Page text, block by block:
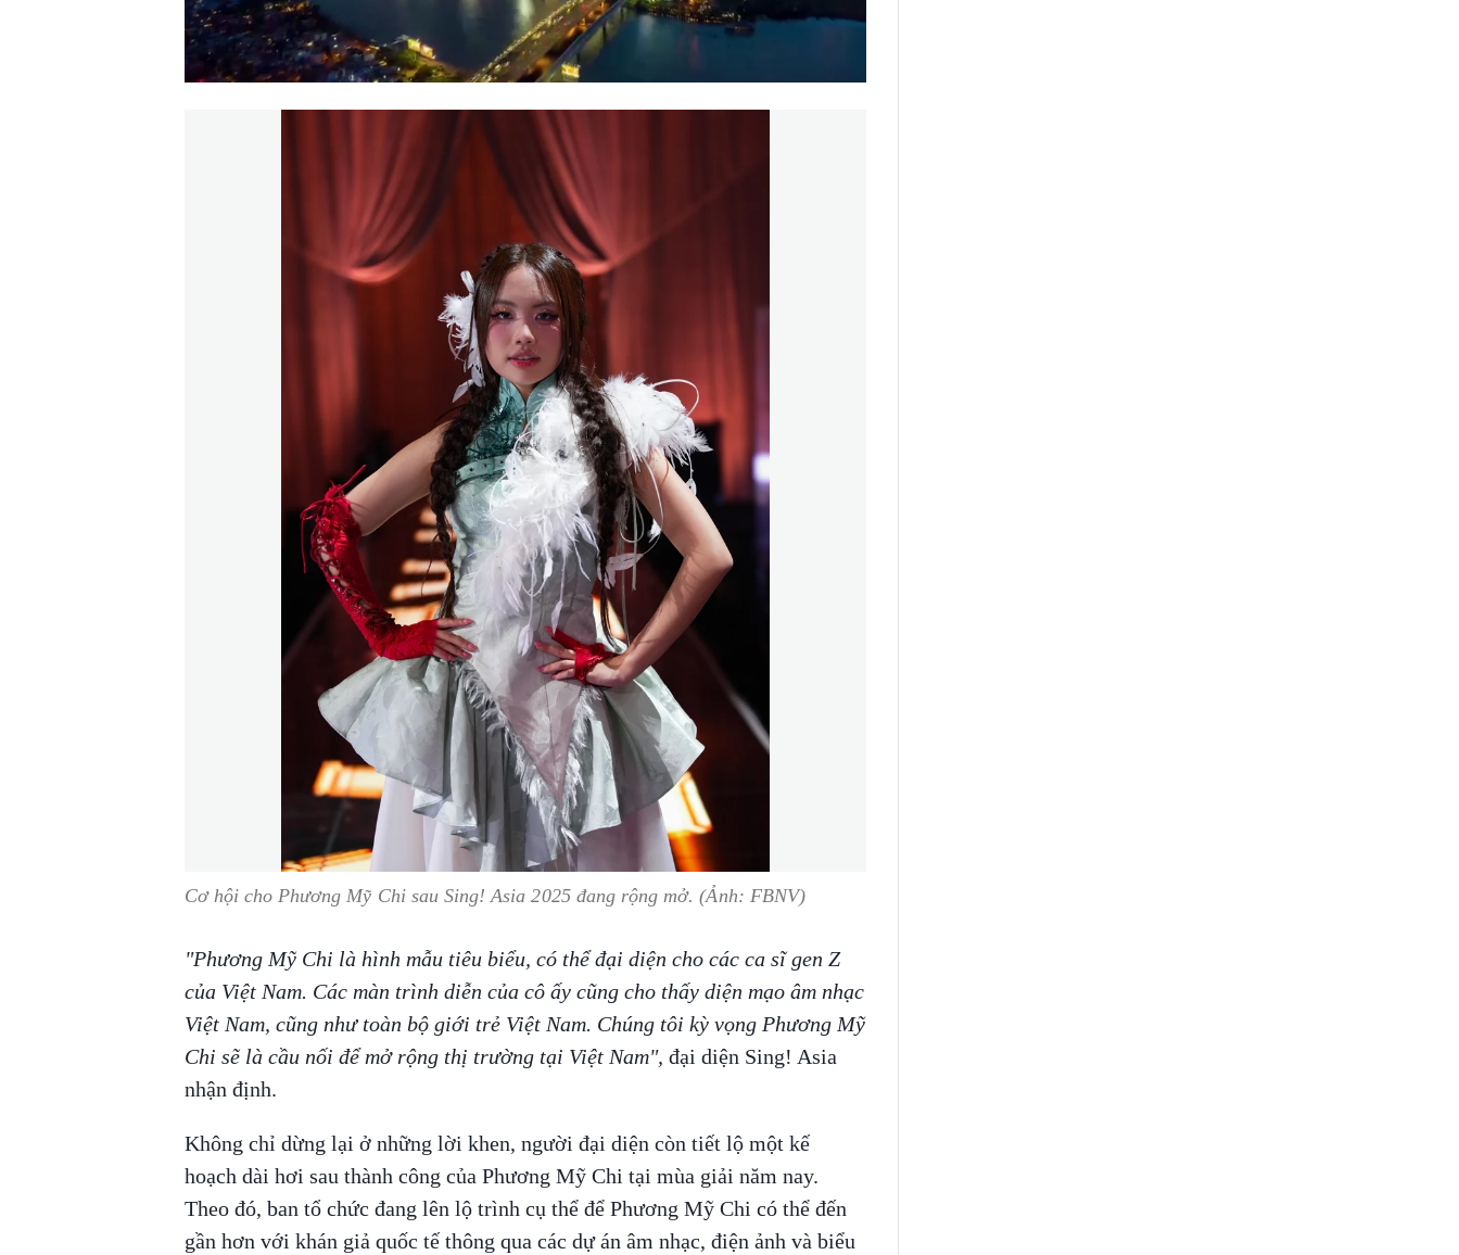
Cơ hội cho Phương Mỹ Chi sau Sing! Asia 2025 đang rộng mở. (Ảnh: FBNV)
"Phương Mỹ Chi là hình mẫu tiêu biểu, có thể đại diện cho các ca sĩ gen Z
của Việt Nam. Các màn trình diễn của cô ấy cũng cho thấy diện mạo âm nhạc
Việt Nam, cũng như toàn bộ giới trẻ Việt Nam. Chúng tôi kỳ vọng Phương Mỹ
Chi sẽ là cầu nối để mở rộng thị trường tại Việt Nam", đại diện Sing! Asia
nhận định.
Không chỉ dừng lại ở những lời khen, người đại diện còn tiết lộ một kế
hoạch dài hơi sau thành công của Phương Mỹ Chi tại mùa giải năm nay.
Theo đó, ban tổ chức đang lên lộ trình cụ thể để Phương Mỹ Chi có thể đến
gần hơn với khán giả quốc tế thông qua các dự án âm nhạc, điện ảnh và biểu